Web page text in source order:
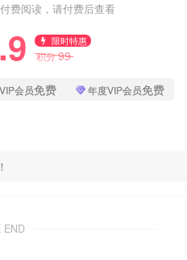
费阅读，请付费后查看
限时特惠
积分99
会员免费 年度VIP会员免费
END